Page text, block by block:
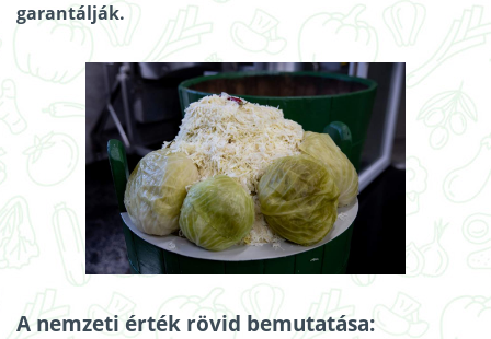
garantálják.
A nemzeti érték rövid bemutatása: